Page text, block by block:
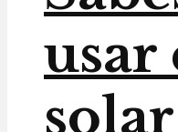
usar